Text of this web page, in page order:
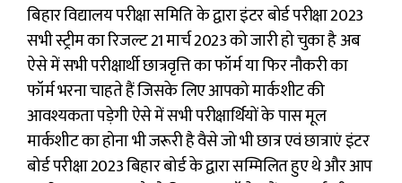
बिहार विद्यालय परीक्षा समिति के द्वारा इंटर बोर्ड परीक्षा 2023
सभी स्ट्रीम का रिजल्ट 21 मार्च 2023 को जारी हो चुका है अब
ऐसे में सभी परीक्षार्थी छात्रवृत्ति का फॉर्म या फिर नौकरी का
फॉर्म भरना चाहते हैं जिसके लिए आपको मार्कशीट की
आवश्यकता पड़ेगी ऐसे में सभी परीक्षार्थियों के पास मूल
मार्कशीट का होना भी जरूरी है वैसे जो भी छात्र एवं छात्राएं इंटर
बोर्ड परीक्षा 2023 बिहार बोर्ड के द्वारा सम्मिलित हुए थे और आप